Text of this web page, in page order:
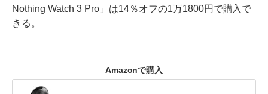
Nothing Watch 3 Pro」は14％オフの1万1800円で購入で
きる。
Amazonで購入